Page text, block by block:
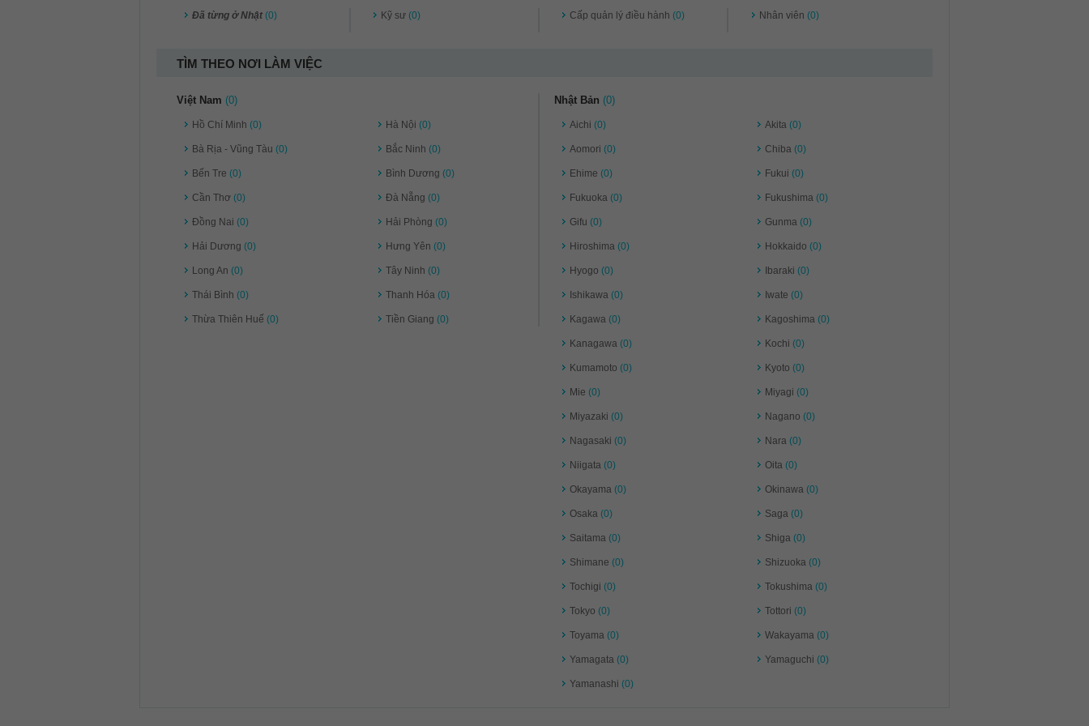
Đã từng ở Nhật (0) Kỹ sư(0) Cấp quản lý điều hành(0) Nhân viên (0)
TÌM THEO NƠI LÀM VIỆC
Việt Nam (0)
Hồ Chí Minh (0)
Bà Rịa - Vũng Tàu (0)
Bến Tre (0)
Cần Thơ (0)
Đồng Nai (0)
Hải Dương (0)
Long An (0)
Thái Bình (0)
Thừa Thiên Huế (0)
Hà Nội(0)
Bắc Ninh(0)
Bình Dương(0)
Đà Nẵng(0)
Hải Phòng(0)
Hưng Yên(0)
Tây Ninh(0)
Thanh Hóa(0)
Tiền Giang(0)
Nhật Bản (0)
Aichi(0)
Aomori(0)
Ehime(0)
Fukuoka(0)
Gifu(0)
Hiroshima(0)
Hyogo(0)
Ishikawa(0)
Kagawa(0)
Kanagawa(0)
Kumamoto(0)
Mie(0)
Miyazaki(0)
Nagasaki(0)
Niigata(0)
Okayama(0)
Osaka(0)
Saitama(0)
Shimane(0)
Tochigi(0)
Tokyo(0)
Toyama(0)
Yamagata(0)
Yamanashi(0)
Akita (0)
Chiba (0)
Fukui (0)
Fukushima (0)
Gunma (0)
Hokkaido (0)
Ibaraki (0)
Iwate (0)
Kagoshima (0)
Kochi (0)
Kyoto (0)
Miyagi (0)
Nagano (0)
Nara (0)
Oita (0)
Okinawa (0)
Saga (0)
Shiga (0)
Shizuoka (0)
Tokushima (0)
Tottori (0)
Wakayama (0)
Yamaguchi (0)